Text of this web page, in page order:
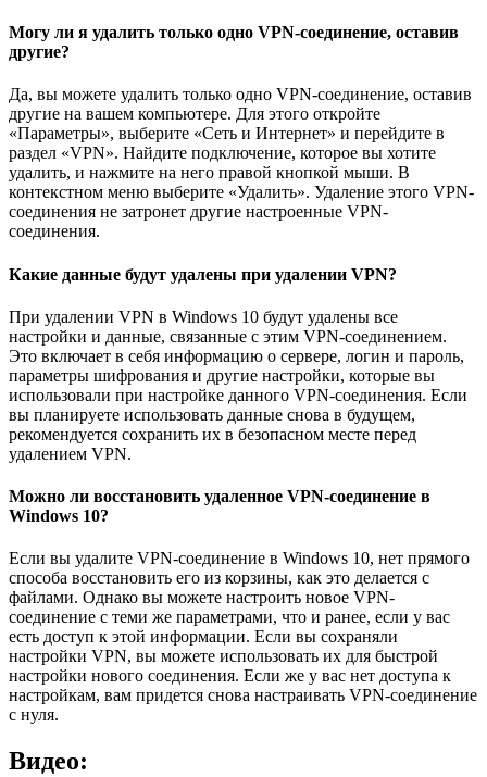
Могу ли я удалить только одно VPN-соединение, оставив
другие?
Да, вы можете удалить только одно VPN-соединение, оставив
другие на вашем компьютере. Для этого откройте
«Параметры», выберите «Сеть и Интернет» и перейдите в
раздел «VPN». Найдите подключение, которое вы хотите
удалить, и нажмите на него правой кнопкой мыши. В
контекстном меню выберите «Удалить». Удаление этого VPN-
соединения не затронет другие настроенные VPN-
соединения.
Какие данные будут удалены при удалении VPN?
При удалении VPN в Windows 10 будут удалены все
настройки и данные, связанные с этим VPN-соединением.
Это включает в себя информацию о сервере, логин и пароль,
параметры шифрования и другие настройки, которые вы
использовали при настройке данного VPN-соединения. Если
вы планируете использовать данные снова в будущем,
рекомендуется сохранить их в безопасном месте перед
удалением VPN.
Можно ли восстановить удаленное VPN-соединение в
Windows 10?
Если вы удалите VPN-соединение в Windows 10, нет прямого
способа восстановить его из корзины, как это делается с
файлами. Однако вы можете настроить новое VPN-
соединение с теми же параметрами, что и ранее, если у вас
есть доступ к этой информации. Если вы сохраняли
настройки VPN, вы можете использовать их для быстрой
настройки нового соединения. Если же у вас нет доступа к
настройкам, вам придется снова настраивать VPN-соединение
с нуля.
Видео: